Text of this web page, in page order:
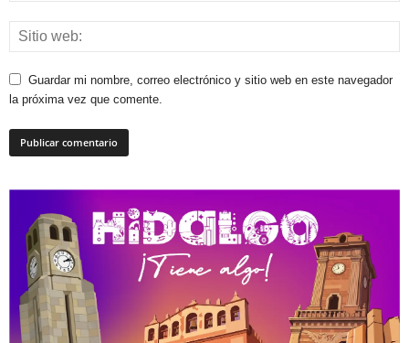
Guardar mi nombre, correo electrónico y sitio web en este navegador
la próxima vez que comente.